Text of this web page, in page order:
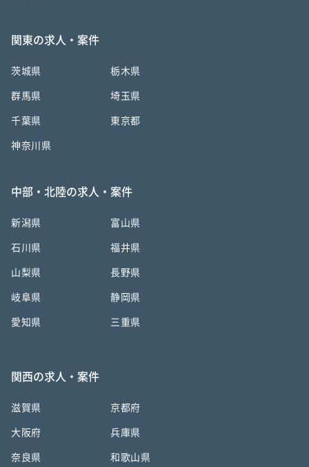
関東の求人・案件
茨城県 栃木県
群馬県 埼玉県
千葉県 東京都
神奈川県
中部・北陸の求人・案件
新潟県 富山県
石川県 福井県
山梨県 長野県
岐阜県 静岡県
愛知県 三重県
関西の求人・案件
滋賀県 京都府
大阪府 兵庫県
奈良県 和歌山県